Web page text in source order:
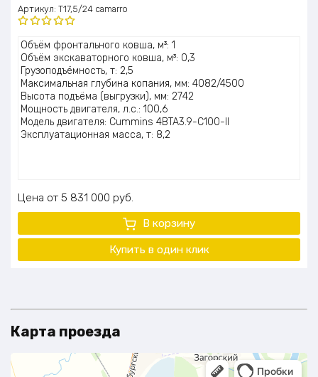
Артикул: T17,5/24 camarro
Оценка
5.00из 5
Объём фронтального ковша, м³: 1
Объём экскаваторного ковша, м³: 0,3
Грузоподъёмность, т: 2,5
Максимальная глубина копания, мм: 4082/4500
Высота подъёма (выгрузки), мм: 2742
Мощность двигателя, л.с.: 100,6
Модель двигателя: Cummins 4BTA3.9-C100-II
Эксплуатационная масса, т: 8,2
Цена 5 831 000 руб.
В корзину
Купить в один клик
Карта проезда